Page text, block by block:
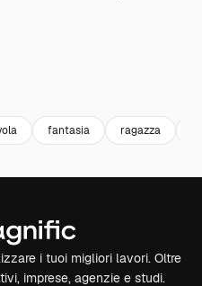
fantasia ragazza
i tuoi migliori lavori. Oltre
imprese, agenzie e studi.